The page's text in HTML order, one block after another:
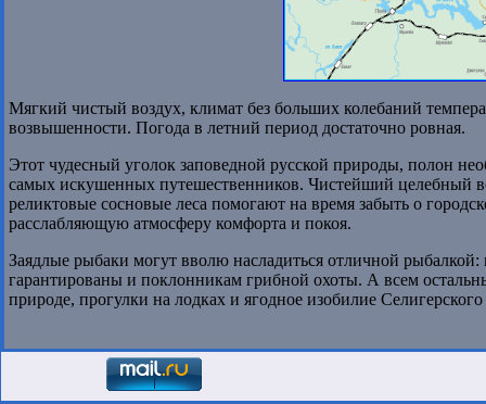
Мягкий чистый воздух, климат без больших колебаний
возвышенности. Погода в летний период достаточно ровная.
Этот чудесный уголок заповедной русской природы, полон
самых искушенных путешественников. Чистейший целебный
реликтовые сосновые леса помогают на время забыть о
расслабляющую атмосферу комфорта и покоя.
Заядлые рыбаки могут вволю насладиться отличной
гарантированы и поклонникам грибной охоты. А всем
природе, прогулки на лодках и ягодное изобилие Селигерского